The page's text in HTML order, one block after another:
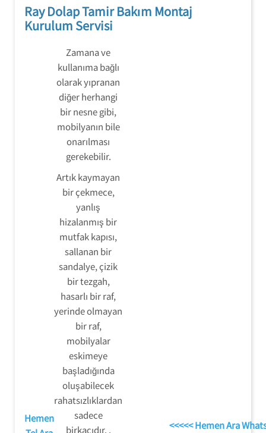
Ray Dolap Tamir Bakım Montaj
Kurulum Servisi
Hemen
Zamana ve
kullanıma bağlı
olarak yıpranan
diğer herhangi
bir nesne gibi,
mobilyanın bile
onarılması
gerekebilir.
Artık kaymayan
bir çekmece,
yanlış
hizalanmış bir
mutfak kapısı,
sallanan bir
sandalye, çizik
bir tezgah,
hasarlı bir raf,
yerinde olmayan
bir raf,
mobilyalar
eskimeye
başladığında
oluşabilecek
rahatsızlıklardan
sadece
birkaçıdır. .
<<<<< Hemen Ara